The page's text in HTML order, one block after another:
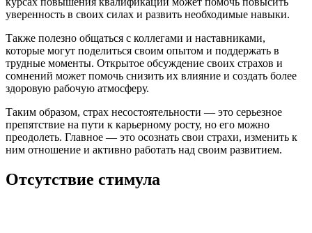
уверенность в своих силах и развить необходимые навыки.
Также полезно общаться с коллегами и наставниками,
которые могут поделиться своим опытом и поддержать в
трудные моменты. Открытое обсуждение своих страхов и
сомнений может помочь снизить их влияние и создать более
здоровую рабочую атмосферу.
Таким образом, страх несостоятельности — это серьезное
препятствие на пути к карьерному росту, но его можно
преодолеть. Главное — это осознать свои страхи, изменить к
ним отношение и активно работать над своим развитием.
Отсутствие стимула